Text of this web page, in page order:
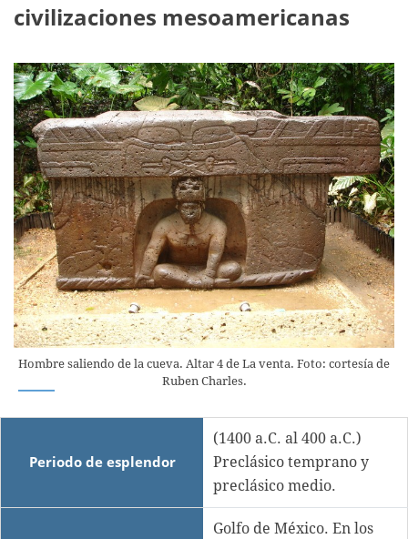
civilizaciones mesoamericanas
Hombre saliendo de la cueva. Altar 4 de La venta. Foto: cortesía de
Ruben Charles.
Periodo de esplendor
(1400 a.C. al 400 a.C.)
Preclásico temprano y
preclásico medio.
Golfo de México. En los